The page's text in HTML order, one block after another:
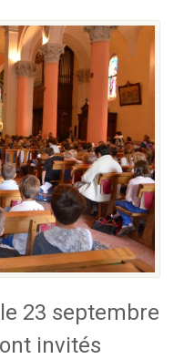
23 septembre
invités